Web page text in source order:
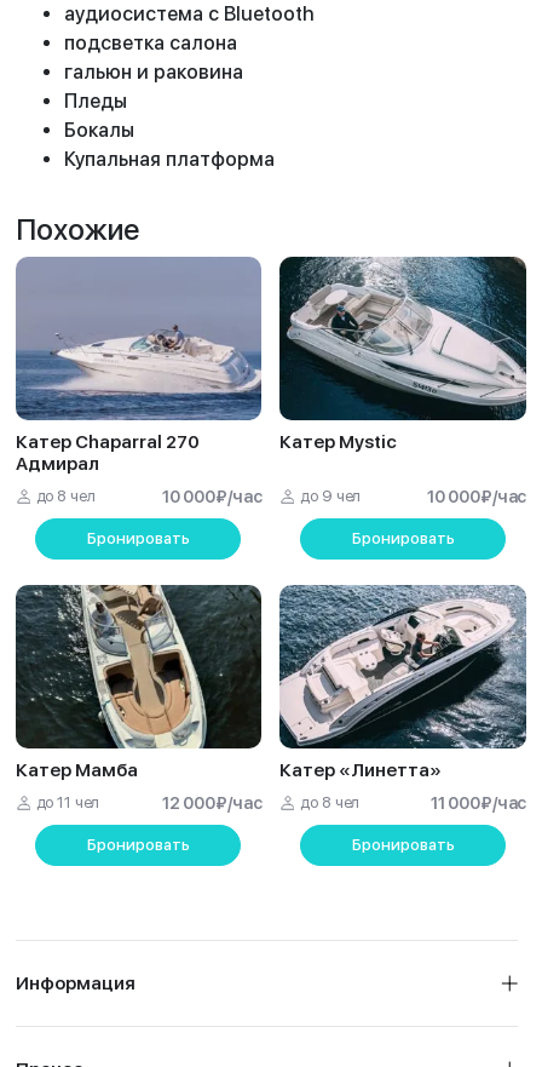
аудиосистема с Bluetooth
подсветка салона
️гальюн и раковина
Пледы
Бокалы
Купальная платформа
Похожие
Катер Chaparral 270
Адмирал
до 8 чел 10 000₽/час
Бронировать
Катер Mystic
до 9 чел 10 000₽/час
Бронировать
Катер Мамба
до 11 чел 12 000₽/час
Бронировать
Катер «Линетта»
до 8 чел 11 000₽/час
Бронировать
Информация